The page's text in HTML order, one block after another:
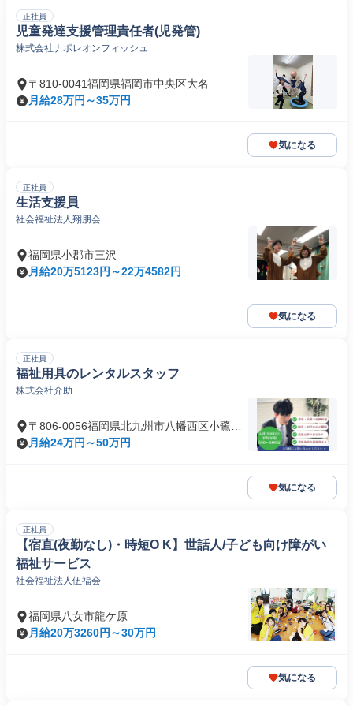
正社員
児童発達支援管理責任者(児発管)
株式会社ナポレオンフィッシュ
〒810-0041福岡県福岡市中央区大名
月給28万円～35万円
気になる
正社員
生活支援員
社会福祉法人翔朋会
福岡県小郡市三沢
月給20万5123円～22万4582円
気になる
正社員
福祉用具のレンタルスタッフ
株式会社介助
〒806-0056福岡県北九州市八幡西区小鷺田
町
月給24万円～50万円
気になる
正社員
【宿直(夜勤なし)・時短O K】世話人/子ども向け障がい
福祉サービス
社会福祉法人伍福会
福岡県八女市龍ケ原
月給20万3260円～30万円
気になる